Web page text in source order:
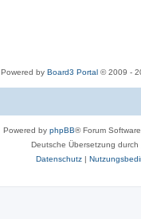
Powered by Board3 Portal© 2009 -
Powered by phpBB® Forum
Deutsche Übersetzung durch
Datenschutz|